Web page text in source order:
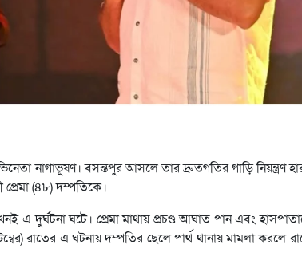
নাগাভূষণ। বসন্তপুর আসলে তার দ্রুতগতির গাড়ি নিয়ন্ত্রণ
প্রেমা (৪৮) দম্পতিকে।
এ দুর্ঘটনা ঘটে। প্রেমা মাথায় প্রচণ্ড আঘাত পান এবং
রাতের এ ঘটনায় দম্পতির ছেলে পার্থ থানায় মামলা করলে